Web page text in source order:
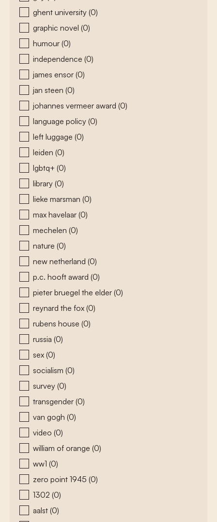
ghent university (0)
graphic novel (0)
humour (0)
independence (0)
james ensor (0)
jan steen (0)
johannes vermeer award (0)
language policy (0)
left luggage (0)
leiden (0)
lgbtq+ (0)
library (0)
lieke marsman (0)
max havelaar (0)
mechelen (0)
nature (0)
new netherland (0)
p.c. hooft award (0)
pieter bruegel the elder (0)
reynard the fox (0)
rubens house (0)
russia (0)
sex (0)
socialism (0)
survey (0)
transgender (0)
van gogh (0)
video (0)
william of orange (0)
ww1 (0)
zero point 1945 (0)
1302 (0)
aalst (0)